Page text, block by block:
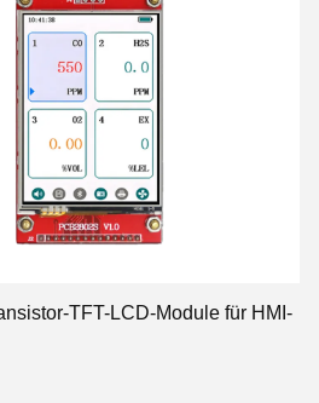
TFT-LCD-Module für HMI-